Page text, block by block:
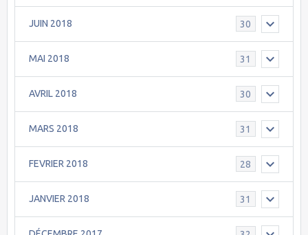
JUIN 2018 30
MAI 2018 31
AVRIL 2018 30
MARS 2018 31
FEVRIER 2018 28
JANVIER 2018 31